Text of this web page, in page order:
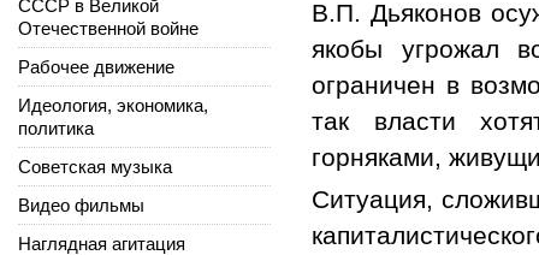
В.П. Дьяконов
якобы угрожал
ограничен в
так власти
горняками,
Ситуация,
СССР в Великой
Отечественной войне
Рабочее движение
Идеология, экономика,
политика
Советская музыка
Видео фильмы
Наглядная агитация